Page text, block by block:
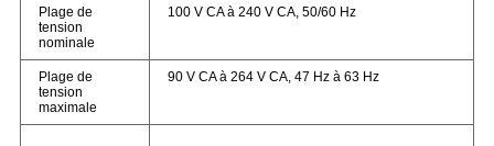
Plage de
tension
nominale
100 V CA à 240 V CA, 50/60 Hz
Plage de
tension
maximale
90 V CA à 264 V CA, 47 Hz à 63 Hz